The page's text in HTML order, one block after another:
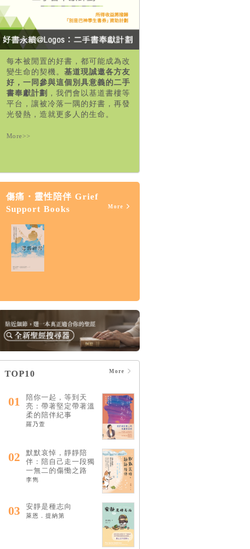
每本被閒置的好書，都可能成為改
變生命的契機。 基道現誠邀各方友
好，一同參與這個別具意義的二手
書奉獻計劃 ，我們會以基道書樓等
平台，讓被冷落一隅的好書，再發
光發熱，造就更多人的生命。
More>>
傷痛・靈性陪伴 Grief
Support Books
More
×情緒共存×人際關係
的溫柔支持，在孤單
中找回愛與希望
HK$143 $150
TOP10 More
01
陪你一起，等到天
亮：帶著堅定帶著溫
柔的陪伴紀事
羅乃萱
02
默默哀悼，靜靜陪
伴：陪自己走一段獨
一無二的傷慟之路
李雋
03 安靜是種志向
萊恩．提納第